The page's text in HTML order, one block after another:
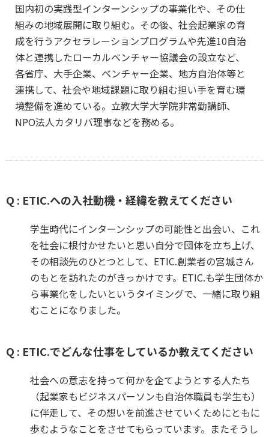
国内初の実践型インターンシップの事業化や、その仕
組みの地域展開に取り組む。その後、社会起業家の育
成を行うアクセラレーションプログラムや先進10自治
体と連携したローカルベンチャー協議会の設立など、
各省庁、大手企業、ベンチャー企業、地方自治体等と
連携して、社会や地域課題に取り組む担い手を育む環
境整備を進めている。立教大学大学院非常勤講師、
NPO法人カタリバ理事などを務める。
Q : ETIC.への入社動機・経緯を教えてください
学生時代にインターンシップの可能性と出会い、これ
を社会に根付かせたいと思い自分で団体を立ち上げ、
その相談先のひとつとして、ETIC.創業者の宮城さん
のもとを訪れたのがきっかけです。ETIC.も学生団体か
ら事業化をしたいというタイミングで、一緒に取り組
むことになりました。
Q : ETIC.でどんな仕事をしているか教えてください
社会への意志を持って何かを企てようとする人たち
（起業家もビジネスパーソンも自治体職員も学生も）
に伴走して、その想いを前進させていくためにともに
歩むようなことをさせてもらっています。またそうし